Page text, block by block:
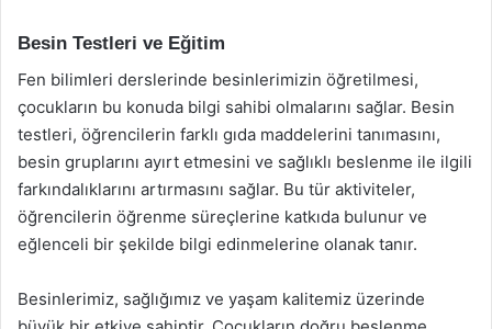
Besin Testleri ve Eğitim
Fen bilimleri derslerinde besinlerimizin öğretilmesi,
çocukların bu konuda bilgi sahibi olmalarını sağlar. Besin
testleri, öğrencilerin farklı gıda maddelerini tanımasını,
besin gruplarını ayırt etmesini ve sağlıklı beslenme ile ilgili
farkındalıklarını artırmasını sağlar. Bu tür aktiviteler,
öğrencilerin öğrenme süreçlerine katkıda bulunur ve
eğlenceli bir şekilde bilgi edinmelerine olanak tanır.
Besinlerimiz, sağlığımız ve yaşam kalitemiz üzerinde